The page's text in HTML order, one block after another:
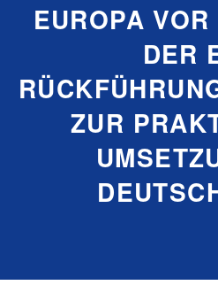
EUROPA
DER
ZUR